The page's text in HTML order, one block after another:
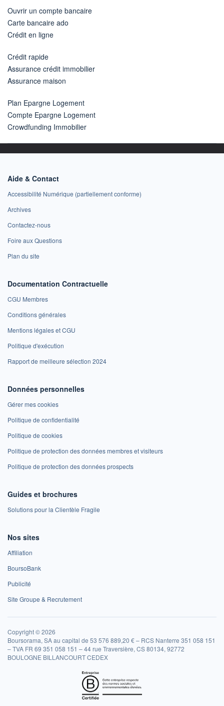
Ouvrir un compte bancaire
Carte bancaire ado
Crédit en ligne
Crédit rapide
Assurance crédit immobilier
Assurance maison
Plan Epargne Logement
Compte Epargne Logement
Crowdfunding Immobilier
Aide & Contact
Accessibilité Numérique (partiellement conforme)
Archives
Contactez-nous
Foire aux Questions
Plan du site
Documentation Contractuelle
CGU Membres
Conditions générales
Mentions légales et CGU
Politique d'exécution
Rapport de meilleure sélection 2024
Données personnelles
Gérer mes cookies
Politique de confidentialité
Politique de cookies
Politique de protection des données membres et visiteurs
Politique de protection des données prospects
Guides et brochures
Solutions pour la Clientèle Fragile
Nos sites
Affiliation
BoursoBank
Publicité
Site Groupe & Recrutement
Copyright © 2026
Boursorama, SA au capital de 53 576 889,20 € – RCS Nanterre 351 058 151
– TVA FR 69 351 058 151 – 44 rue Traversière, CS 80134, 92772
BOULOGNE BILLANCOURT CEDEX